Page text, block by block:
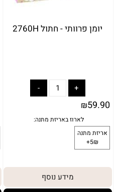
יומן פרוותי - חתול 2760H
₪59.90
מידע נוסף